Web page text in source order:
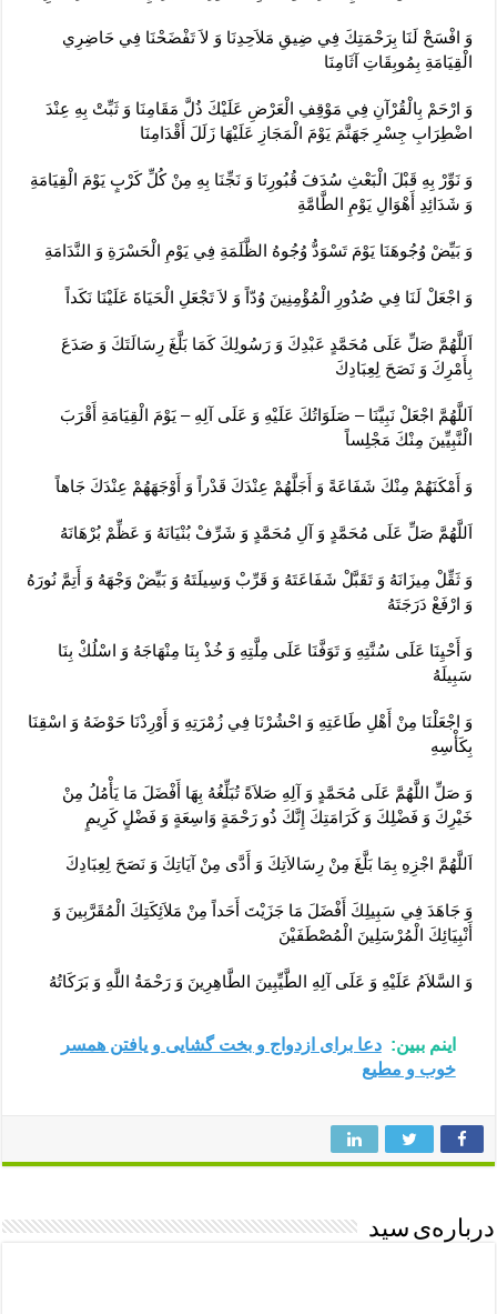
وَ افْسَحْ لَنَا بِرَحْمَتِكَ فِي ضِيقِ مَلاَحِدِنَا وَ لاَ تَفْضَحْنَا فِي حَاضِرِي
الْقِيَامَةِ بِمُوبِقَاتِ آثَامِنَا
وَ ارْحَمْ بِالْقُرْآنِ فِي مَوْقِفِ الْعَرْضِ عَلَيْكَ ذُلَّ مَقَامِنَا وَ ثَبِّتْ بِهِ عِنْدَ
اضْطِرَابِ جِسْرِ جَهَنَّمَ يَوْمَ الْمَجَازِ عَلَيْهَا زَلَلَ أَقْدَامِنَا
وَ نَوِّرْ بِهِ قَبْلَ الْبَعْثِ سُدَفَ قُبُورِنَا وَ نَجِّنَا بِهِ مِنْ كُلِّ كَرْبٍ يَوْمَ الْقِيَامَةِ
وَ شَدَائِدِ أَهْوَالِ يَوْمِ الطَّامَّةِ
وَ بَيِّضْ وُجُوهَنَا يَوْمَ تَسْوَدُّ وُجُوهُ الظَّلَمَةِ فِي يَوْمِ الْحَسْرَةِ وَ النَّدَامَةِ
وَ اجْعَلْ لَنَا فِي صُدُورِ الْمُؤْمِنِينَ وُدّاً وَ لاَ تَجْعَلِ الْحَيَاةَ عَلَيْنَا نَكَداً
اَللَّهُمَّ صَلِّ عَلَى مُحَمَّدٍ عَبْدِكَ وَ رَسُولِكَ كَمَا بَلَّغَ رِسَالَتَكَ وَ صَدَعَ
بِأَمْرِكَ وَ نَصَحَ لِعِبَادِكَ‏
اَللَّهُمَّ اجْعَلْ نَبِيَّنَا – صَلَوَاتُكَ عَلَيْهِ وَ عَلَى آلِهِ – يَوْمَ الْقِيَامَةِ أَقْرَبَ
الْنَّبِيِّينَ مِنْكَ مَجْلِساً
وَ أَمْكَنَهُمْ مِنْكَ شَفَاعَةً وَ أَجَلَّهُمْ عِنْدَكَ قَدْراً وَ أَوْجَهَهُمْ عِنْدَكَ جَاهاً
اَللَّهُمَّ صَلِّ عَلَى مُحَمَّدٍ وَ آلِ مُحَمَّدٍ وَ شَرِّفْ بُنْيَانَهُ وَ عَظِّمْ بُرْهَانَهُ‏
وَ ثَقِّلْ مِيزَانَهُ وَ تَقَبَّلْ شَفَاعَتَهُ وَ قَرِّبْ وَسِيلَتَهُ وَ بَيِّضْ وَجْهَهُ وَ أَتِمَّ نُورَهُ
وَ ارْفَعْ دَرَجَتَهُ‏
وَ أَحْيِنَا عَلَى سُنَّتِهِ وَ تَوَفَّنَا عَلَى مِلَّتِهِ وَ خُذْ بِنَا مِنْهَاجَهُ وَ اسْلُكْ بِنَا
سَبِيلَهُ‏
وَ اجْعَلْنَا مِنْ أَهْلِ طَاعَتِهِ وَ احْشُرْنَا فِي زُمْرَتِهِ وَ أَوْرِدْنَا حَوْضَهُ وَ اسْقِنَا
بِكَأْسِهِ‏
وَ صَلِّ اللَّهُمَّ عَلَى مُحَمَّدٍ وَ آلِهِ صَلاَةً تُبَلِّغُهُ بِهَا أَفْضَلَ مَا يَأْمُلُ مِنْ
خَيْرِكَ وَ فَضْلِكَ وَ كَرَامَتِكَ إِنَّكَ ذُو رَحْمَةٍ وَاسِعَةٍ وَ فَضْلٍ كَرِيمٍ‏
اَللَّهُمَّ اجْزِهِ بِمَا بَلَّغَ مِنْ رِسَالاَتِكَ وَ أَدَّى مِنْ آيَاتِكَ وَ نَصَحَ لِعِبَادِكَ‏
وَ جَاهَدَ فِي سَبِيلِكَ أَفْضَلَ مَا جَزَيْتَ أَحَداً مِنْ مَلاَئِكَتِكَ الْمُقَرَّبِينَ وَ
أَنْبِيَائِكَ الْمُرْسَلِينَ الْمُصْطَفَيْنَ‏
وَ السَّلاَمُ عَلَيْهِ وَ عَلَى آلِهِ الطَّيِّبِينَ الطَّاهِرِينَ وَ رَحْمَةُ اللَّهِ وَ بَرَكَاتُهُ
اینم ببین: دعا برای ازدواج و بخت گشایی و یافتن همسر
خوب و مطیع
درباره‌ی سید